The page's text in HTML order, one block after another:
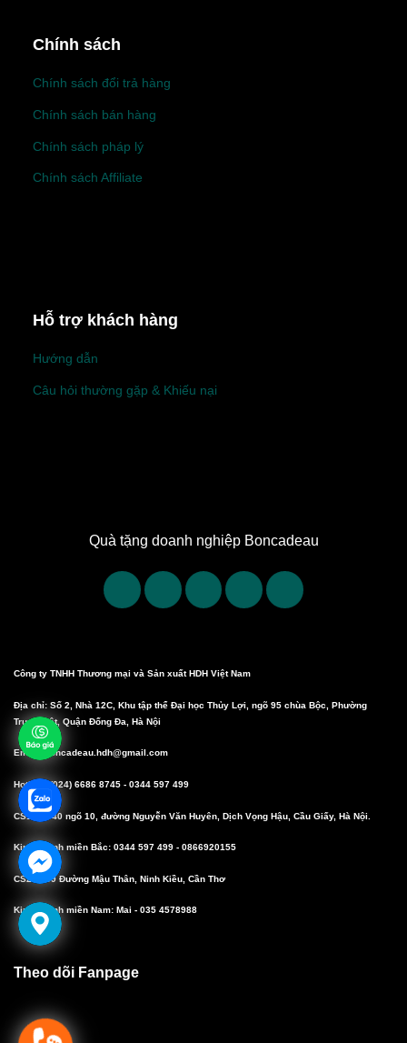
Chính sách
Chính sách đổi trả hàng
Chính sách bán hàng
Chính sách pháp lý
Chính sách Affiliate
Hỗ trợ khách hàng
Hướng dẫn
Câu hỏi thường gặp & Khiếu nại
Quà tặng doanh nghiệp Boncadeau
Công ty TNHH Thương mại và Sản xuất HDH Việt Nam
Địa chỉ: Số 2, Nhà 12C, Khu tập thể Đại học Thủy Lợi, ngõ 95 chùa Bộc, Phường
Trung Liệt, Quận Đống Đa, Hà Nội
Email: boncadeau.hdh@gmail.com
Hotline: (024) 6686 8745 - 0344 597 499
CS1: Số 40 ngõ 10, đường Nguyễn Văn Huyên, Dịch Vọng Hậu, Cầu Giấy, Hà Nội.
Kinh doanh miền Bắc: 0344 597 499 - 0866920155
CS2: 10/9 Đường Mậu Thân, Ninh Kiều, Cần Thơ
Kinh doanh miền Nam: Mai - 035 4578988
Theo dõi Fanpage